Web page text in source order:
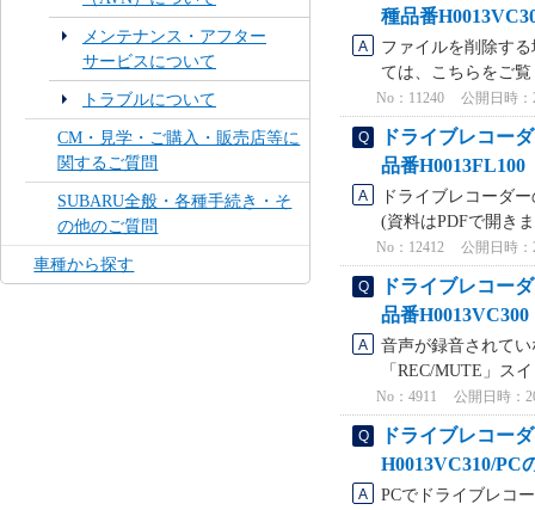
メンテナンス・アフター
サービスについて
トラブルについて
CM・見学・ご購入・販売店等に
関するご質問
SUBARU全般・各種手続き・そ
の他のご質問
車種から探す
種品番
ファイルを削除す
ては、こちらをご
No：11240 公開日時：
ドライブレコー
品番H0013FL100
ドライブレコーダ
(資料はPDFで開き
No：12412 公開日時：
ドライブレコー
品番H0013VC300
音声が録音されて
「REC/MUTE」ス
No：4911 公開日時：
ドライブレコー
H0013VC310/PC
PCでドライブレコ